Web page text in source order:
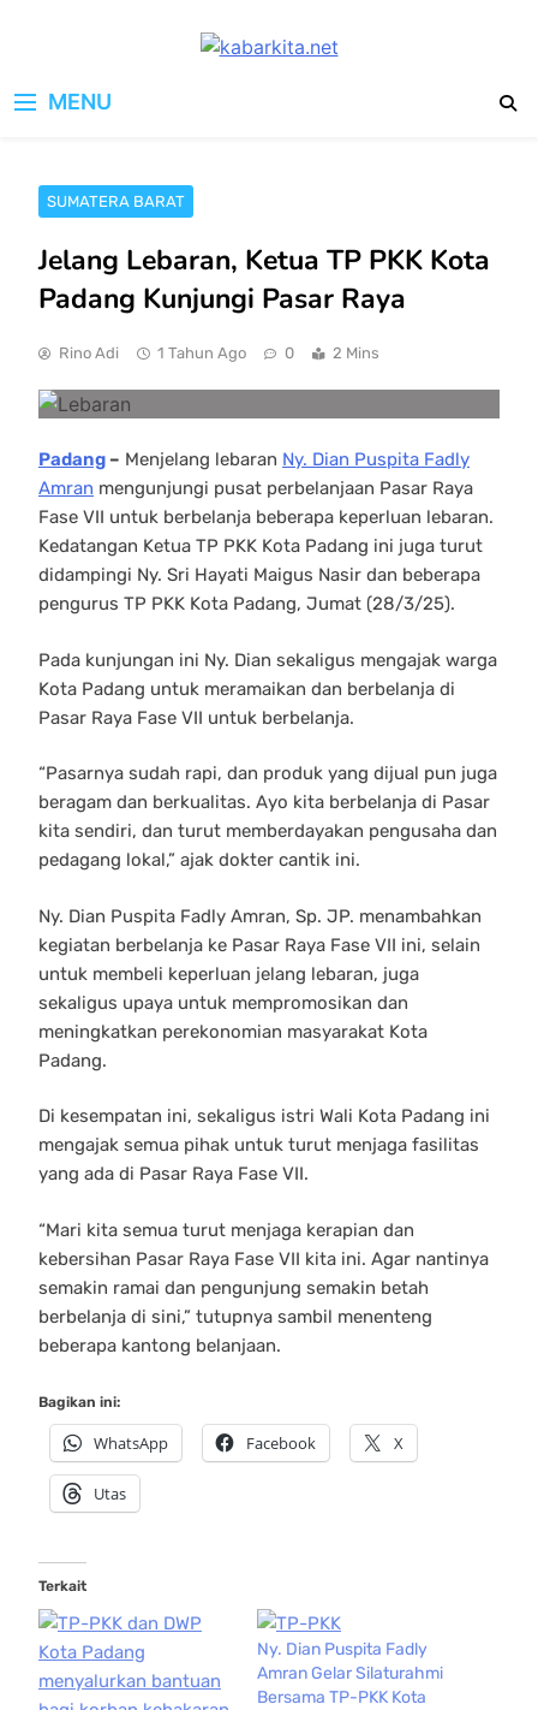
MENU
SUMATERA BARAT
Jelang Lebaran, Ketua TP PKK Kota
Padang Kunjungi Pasar Raya
Rino Adi 1 Tahun Ago 0 2 Mins
Padang – Menjelang lebaran Ny. Dian Puspita Fadly
Amran mengunjungi pusat perbelanjaan Pasar Raya
Fase VII untuk berbelanja beberapa keperluan lebaran.
Kedatangan Ketua TP PKK Kota Padang ini juga turut
didampingi Ny. Sri Hayati Maigus Nasir dan beberapa
pengurus TP PKK Kota Padang, Jumat (28/3/25).
Pada kunjungan ini Ny. Dian sekaligus mengajak warga
Kota Padang untuk meramaikan dan berbelanja di
Pasar Raya Fase VII untuk berbelanja.
“Pasarnya sudah rapi, dan produk yang dijual pun juga
beragam dan berkualitas. Ayo kita berbelanja di Pasar
kita sendiri, dan turut memberdayakan pengusaha dan
pedagang lokal,” ajak dokter cantik ini.
Ny. Dian Puspita Fadly Amran, Sp. JP. menambahkan
kegiatan berbelanja ke Pasar Raya Fase VII ini, selain
untuk membeli keperluan jelang lebaran, juga
sekaligus upaya untuk mempromosikan dan
meningkatkan perekonomian masyarakat Kota
Padang.
Di kesempatan ini, sekaligus istri Wali Kota Padang ini
mengajak semua pihak untuk turut menjaga fasilitas
yang ada di Pasar Raya Fase VII.
“Mari kita semua turut menjaga kerapian dan
kebersihan Pasar Raya Fase VII kita ini. Agar nantinya
semakin ramai dan pengunjung semakin betah
berbelanja di sini,” tutupnya sambil menenteng
beberapa kantong belanjaan.
Bagikan ini:
WhatsApp Facebook X
Utas
Terkait
Ny. Dian Puspita Fadly
Amran Gelar Silaturahmi
Bersama TP-PKK Kota